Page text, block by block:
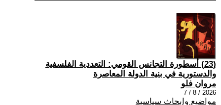
(23) أسطورة التجانس القومي: التعددية الفلسفية
والدستورية في بنية الدولة المعاصرة
مروان فلو
2026 / 8 / 7
مواضيع وابحاث سياسية